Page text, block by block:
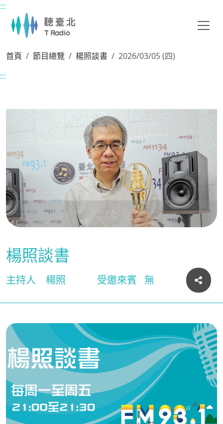
主要內容區塊
:::
首頁 節目總覽 楊照談書
2026/03/05 (四)
:::
楊照談書
主持人 楊照 受邀來賓 無